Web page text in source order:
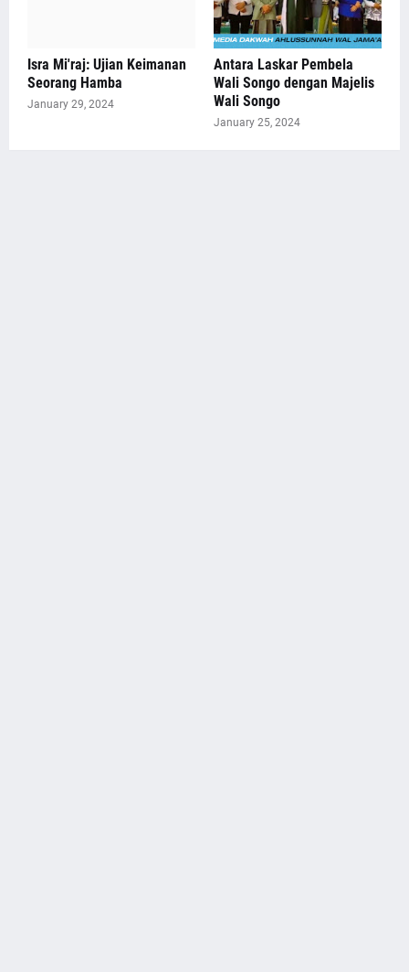
Isra Mi'raj: Ujian Keimanan
Seorang Hamba
January 29, 2024
Antara Laskar Pembela
Wali Songo dengan Majelis
Wali Songo
January 25, 2024